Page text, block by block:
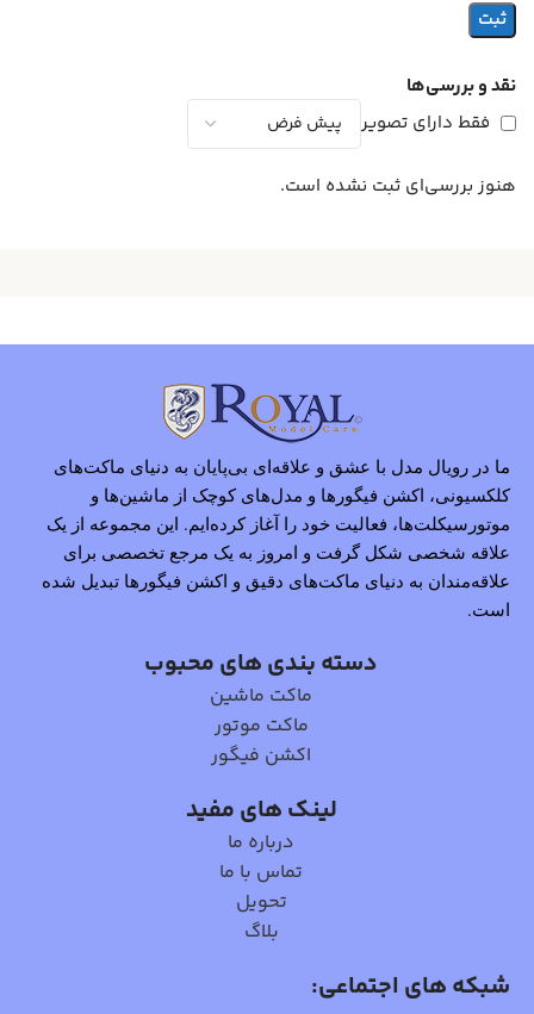
نقد و بررسی‌ها
فقط دارای تصویر
هنوز بررسی‌ای ثبت نشده است.
ما در رویال مدل با عشق و علاقه‌ای بی‌پایان به دنیای ماکت‌های
کلکسیونی، اکشن فیگورها و مدل‌های کوچک از ماشین‌ها و
موتورسیکلت‌ها، فعالیت خود را آغاز کرده‌ایم. این مجموعه از یک
علاقه شخصی شکل گرفت و امروز به یک مرجع تخصصی برای
علاقه‌مندان به دنیای ماکت‌های دقیق و اکشن فیگورها تبدیل شده
است.
دسته بندی های محبوب
ماکت ماشین
ماکت موتور
اکشن فیگور
لینک های مفید
درباره ما
تماس با ما
تحویل
بلاگ
شبکه های اجتماعی: